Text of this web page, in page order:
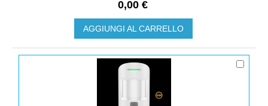
0,00 €
AGGIUNGI AL CARRELLO